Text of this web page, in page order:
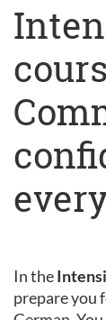
In the
prepare you